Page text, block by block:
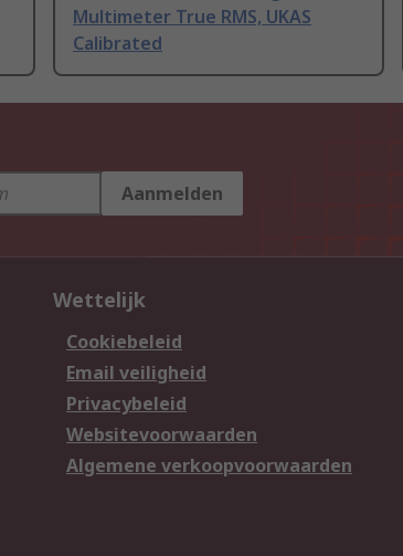
Multimeter True RMS, UKAS
Calibrated
Aanmelden
Wettelijk
Cookiebeleid
Email veiligheid
Privacybeleid
Websitevoorwaarden
Algemene verkoopvoorwaarden